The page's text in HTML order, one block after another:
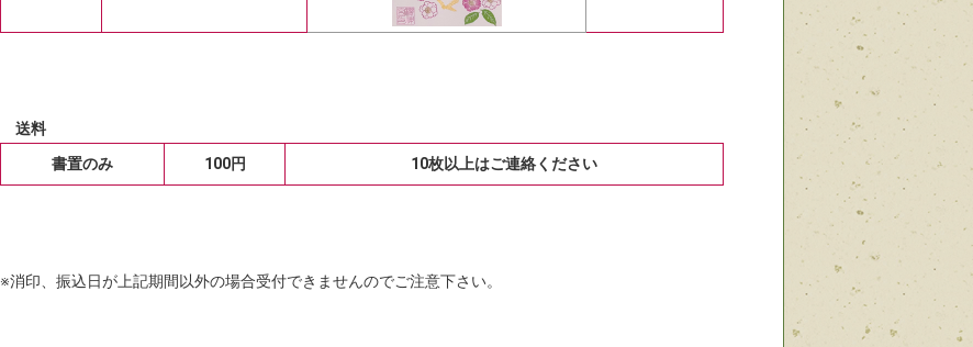
送料
書置のみ
100円 10枚以上はご連絡ください
※消印、振込日が上記期間以外の場合受付できませんのでご注意下さい。